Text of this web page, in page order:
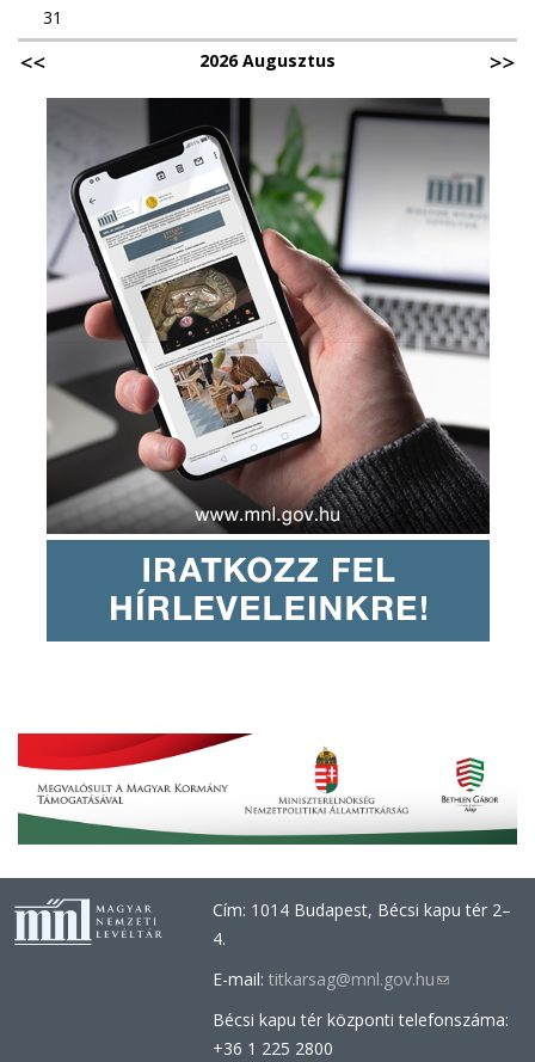
31
2026 Augusztus
Cím: 1014 Budapest, Bécsi kapu tér 2–
4.
E-mail:titkarsag@mnl.gov.hu(link
sends
Bécsi kapu tér központi telefonszáma:
+36 1 225 2800